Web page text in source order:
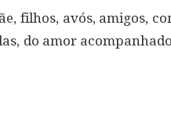
filhos, avós, amigos,
do amor